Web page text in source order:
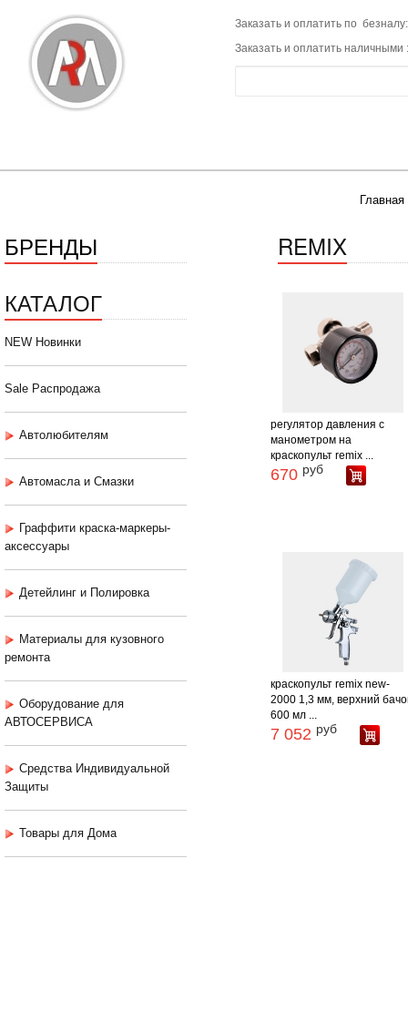
Заказать и оплатить по
Заказать и оплатить наличными
БРЕНДЫ
КАТАЛОГ
NEW Новинки
Sale Распродажа
Автолюбителям
Автомасла и Смазки
Граффити краска-маркеры-
аксессуары
Детейлинг и Полировка
Материалы для кузовного
ремонта
Оборудование для
АВТОСЕРВИСА
Средства Индивидуальной
Защиты
Товары для Дома
REMIX
регулятор давления c
манометром на
краскопульт remix ...
670 руб
краскопульт remix new-
2000 1,3 мм, верхний
600 мл ...
7 052 руб